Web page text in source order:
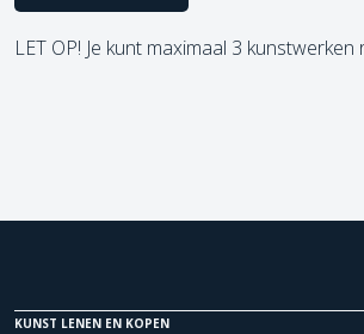
LET OP! Je kunt maximaal 3 kunstwerken
KUNST LENEN EN KOPEN